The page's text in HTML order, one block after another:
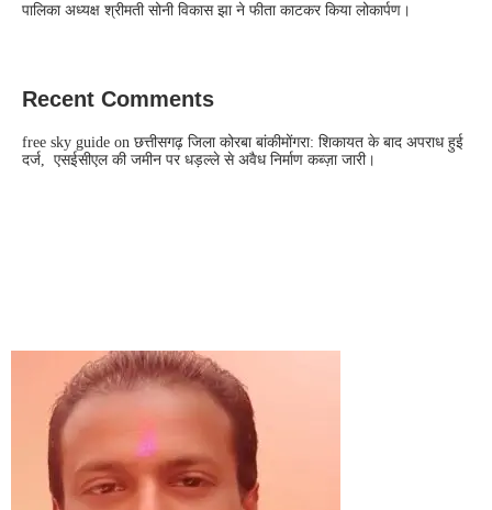
पालिका अध्यक्ष श्रीमती सोनी विकास झा ने फीता काटकर किया लोकार्पण।
Recent Comments
free sky guide on छत्तीसगढ़ जिला कोरबा बांकीमोंगरा: शिकायत के बाद अपराध हुई
दर्ज, एसईसीएल की जमीन पर धड़ल्ले से अवैध निर्माण कब्ज़ा जारी।